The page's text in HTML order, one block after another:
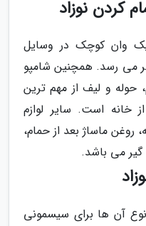
کردن نوزاد
وان کوچک در وسایل
می رسد. همچنین شامپو
حوله و لیف از مهم ترین
خانه است. سایر لوازم
روغن ماساژ بعد از حمام،
گیر می باشد.
آن ها برای سیسمونی